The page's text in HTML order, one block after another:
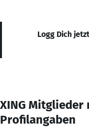
Logg Dich
XING
Profilangaben